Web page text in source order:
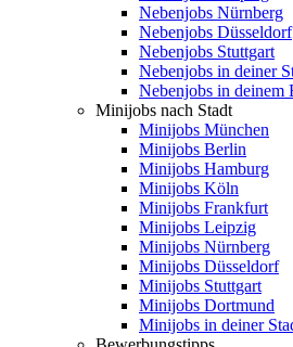
Nebenjobs Nürnberg
Nebenjobs Düsseldorf
Nebenjobs Stuttgart
Nebenjobs in deiner
Nebenjobs in deinem
Minijobs nach Stadt
Minijobs München
Minijobs Berlin
Minijobs Hamburg
Minijobs Köln
Minijobs Frankfurt
Minijobs Leipzig
Minijobs Nürnberg
Minijobs Düsseldorf
Minijobs Stuttgart
Minijobs Dortmund
Minijobs in deiner